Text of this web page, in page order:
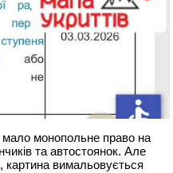
монопольне право на
та автостоянок. Але
картина вимальовується